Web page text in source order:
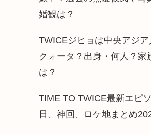
婚観は？
TWICEジヒョは中央アジア
クォータ？出身・何人？家
は？
TIME TO TWICE最新エピ
日、神回、ロケ地まとめ